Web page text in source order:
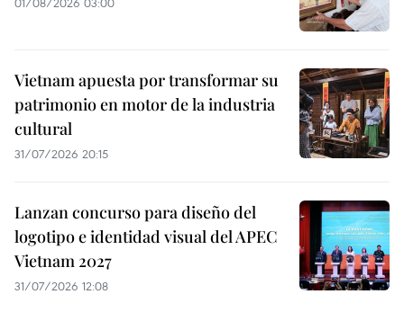
Vietnam apuesta por transformar su
patrimonio en motor de la industria
cultural
31/07/2026 20:15
Lanzan concurso para diseño del
logotipo e identidad visual del APEC
Vietnam 2027
31/07/2026 12:08